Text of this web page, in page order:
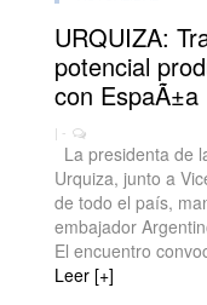
URQUIZA:
potencial
con EspaÃ±a
| -
La presidenta de
Urquiza, junto a
de todo el país,
embajador
El encuentro
Leer [+]